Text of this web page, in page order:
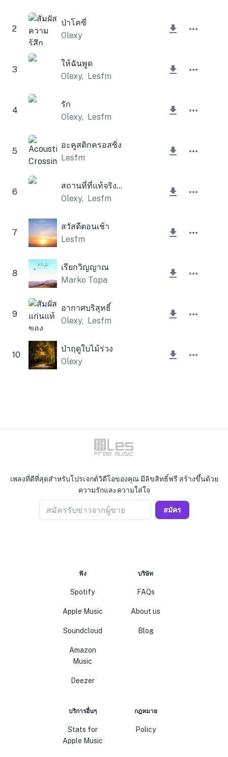
2
ป่าโคซี่
Olexy
3
ให้ฉันพูด
Olexy, Lesfm
4
รัก
Olexy, Lesfm
5
อะคูสติกครอสซิ่ง
Lesfm
6
สถานที่ที่แท้จริงของฉัน
Olexy, Lesfm
7
สวัสดีตอนเช้า
Lesfm
8
เรียกวิญญาณ
Marko Topa
9
อากาศบริสุทธิ์
Olexy, Lesfm
10
ป่าฤดูใบไม้ร่วง
Olexy
เพลงที่ดีที่สุดสำหรับโปรเจกต์วิดีโอของคุณ มีลิขสิทธิ์ฟรี สร้างขึ้นด้วย
ความรักและความใส่ใจ
สมัครรับข่าวจากผู้ขาย สมัคร
ฟัง
Spotify
Apple Music
Soundcloud
Amazon
Music
Deezer
บริษัท
FAQs
About us
Blog
บริการอื่นๆ
Stats for
Apple Music
กฎหมาย
Policy